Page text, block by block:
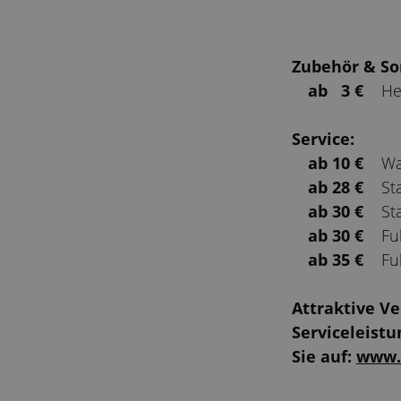
Zubehör &
ab 3 €
Service:
ab 10 €
ab 28 €
ab 30 €
ab 30 €
ab 35 €
Attraktive
Sie auf: